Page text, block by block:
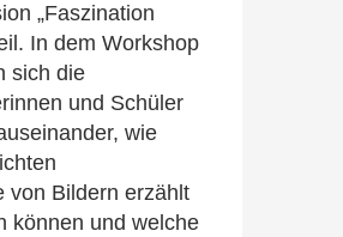
„Faszination
In dem Workshop
sich die
und Schüler
wie
von Bildern erzählt
können und welche